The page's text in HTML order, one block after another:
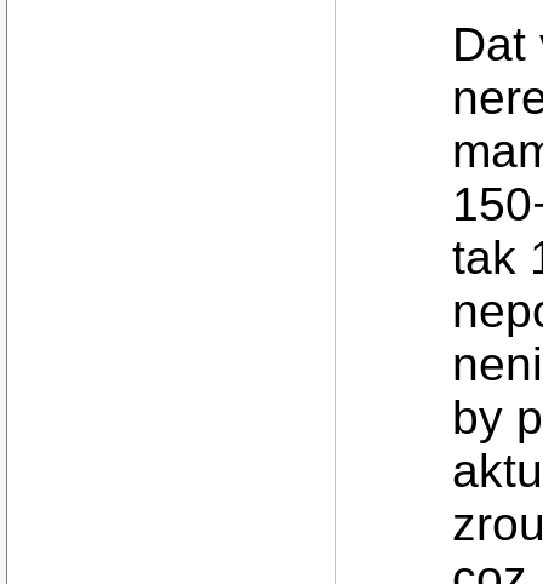
Dat
tak
by